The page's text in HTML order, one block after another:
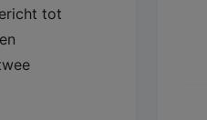
tot